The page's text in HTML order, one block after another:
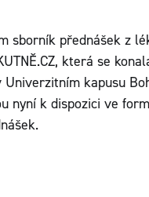
sborník přednášek z
která se
kapusu
nyní k dispozici ve